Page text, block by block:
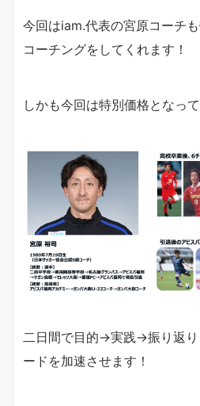
今回はiam.代表の宮原コーチ
コーチングをしてくれます！
しかも今回は特別価格となっ
二日間で目的→実践→振り返り
ードを加速させます！